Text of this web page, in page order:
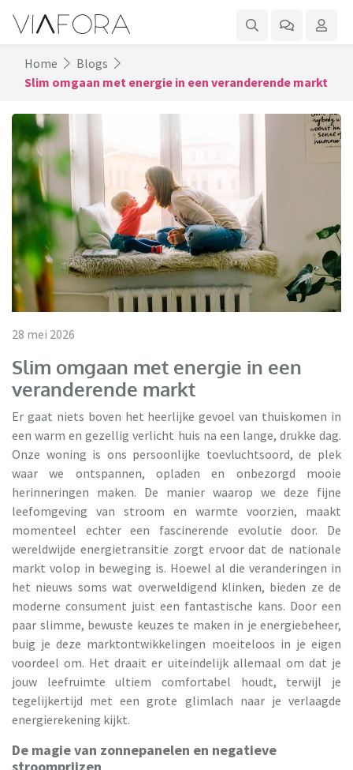
Home
Blogs
Slim omgaan met energie in een veranderende markt
28 mei 2026
Slim omgaan met energie in een
veranderende markt
Er gaat niets boven het heerlijke gevoel van thuiskomen in
een warm en gezellig verlicht huis na een lange, drukke dag.
Onze woning is ons persoonlijke toevluchtsoord, de plek
waar we ontspannen, opladen en onbezorgd mooie
herinneringen maken. De manier waarop we deze fijne
leefomgeving van stroom en warmte voorzien, maakt
momenteel echter een fascinerende evolutie door. De
wereldwijde energietransitie zorgt ervoor dat de nationale
markt volop in beweging is. Hoewel al die veranderingen in
het nieuws soms wat overweldigend klinken, bieden ze de
moderne consument juist een fantastische kans. Door een
paar slimme, bewuste keuzes te maken in je energiebeheer,
buig je deze marktontwikkelingen moeiteloos in je eigen
voordeel om. Het draait er uiteindelijk allemaal om dat je
jouw leefruimte ultiem comfortabel houdt, terwijl je
tegelijkertijd met een grote glimlach naar je verlaagde
energierekening kijkt.
De magie van zonnepanelen en negatieve
stroomprijzen